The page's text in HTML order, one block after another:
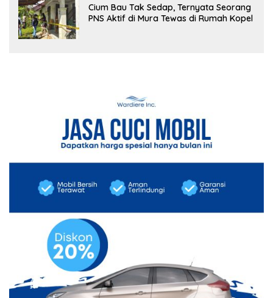
Cium Bau Tak Sedap, Ternyata Seorang
PNS Aktif di Mura Tewas di Rumah Kopel